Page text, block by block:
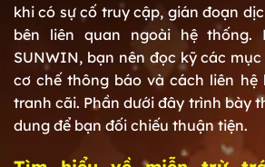
khi có sự cố truy cập, gián đoạn
bên liên quan ngoài hệ
SUNWIN, bạn nên đọc kỹ các
cơ chế thông báo và cách liên hệ
tranh cãi. Phần dưới đây trình bày
dung để bạn đối chiếu thuận tiện.